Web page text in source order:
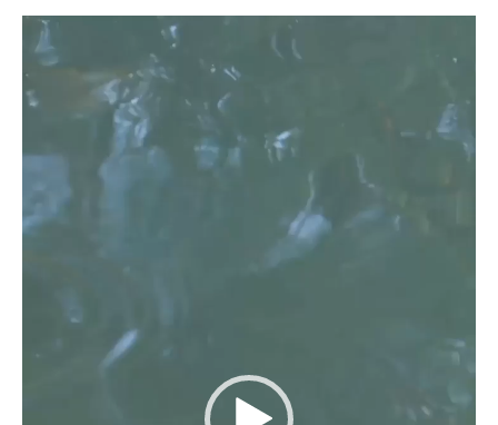
Reproductor
de
vídeo